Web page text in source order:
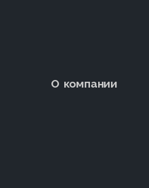
О компании